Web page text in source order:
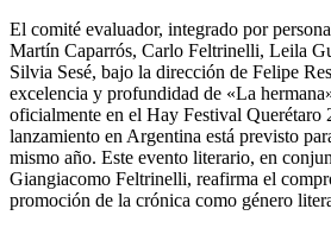
El comité evaluador, integrado por
Martín Caparrós, Carlo Feltrinelli, Leila
Silvia Sesé, bajo la dirección de Felipe
excelencia y profundidad de «La
oficialmente en el Hay Festival Querétaro
lanzamiento en Argentina está previsto
mismo año. Este evento literario, en
Giangiacomo Feltrinelli, reafirma el
promoción de la crónica como género